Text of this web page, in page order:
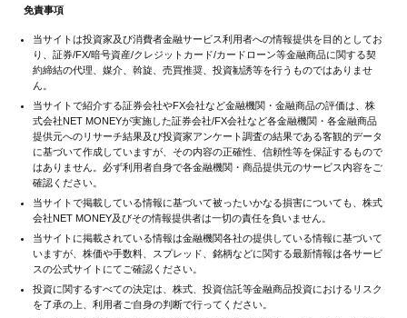
免責事項
当サイトは投資家及び消費者金融サービス利用者への情報提供を目的としてお
り、証券/FX/暗号資産/クレジットカード/カードローン等金融商品に関する契
約締結の代理、媒介、斡旋、売買推奨、投資勧誘等を行うものではありませ
ん。
当サイトで紹介する証券会社やFX会社など金融機関・金融商品の評価は、株
式会社NET MONEYが実施した証券会社/FX会社など各金融機関・各金融商品
提供元へのリサーチ結果及び投資家アンケート調査の結果である客観的データ
に基づいて作成していますが、その内容の正確性、信頼性等を保証するもので
はありません。必ず利用者自身で各金融機関・商品提供元のサービス内容をご
確認ください。
当サイトで掲載している情報に基づいて被ったいかなる損害についても、株式
会社NET MONEY及びその情報提供者は一切の責任を負いません。
当サイトに掲載されている情報は金融機関各社の提供している情報に基づいて
いますが、株価や手数料、スプレッド、銘柄などに関する最新情報は各サービ
スの公式サイトにてご確認ください。
投資に関するすべての決定は、株式、投資信託等金融商品投資におけるリスク
を了承の上、利用者ご自身の判断で行ってください。